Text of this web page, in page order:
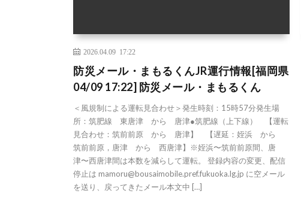
2026.04.09 17:22
防災メール・まもるくんJR運行情報[福岡県
04/09 17:22] 防災メール・まもるくん
＜風規制による運転見合わせ＞発生時刻：15時57分発生場
所：筑肥線 東唐津 から 唐津●筑肥線（上下線） 【運転
見合わせ：筑前前原 から 唐津】 【遅延：姪浜 から
筑前前原，唐津 から 西唐津】※姪浜〜筑前前原間、唐
津〜西唐津間は本数を減らして運転。 登録内容の変更、配信
停止は mamoru@bousaimobile.pref.fukuoka.lg.jp に空メール
を送り、戻ってきたメール本文中 […]